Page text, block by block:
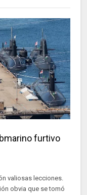
furtivo
valiosas lecciones.
obvia que se tomó